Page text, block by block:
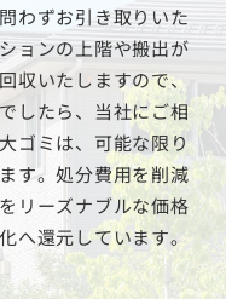
わずお引き取りいた
ョンの上階や搬出が
収いたしますので、
したら、当社にご相
ゴミは、可能な限り
す。処分費用を削減
リーズナブルな価格
へ還元しています。